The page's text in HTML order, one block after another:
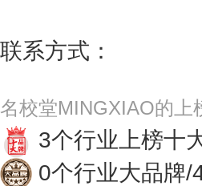
联系方式：
名校堂MINGXIAO的上
3个行业上榜十
0个行业大品牌/